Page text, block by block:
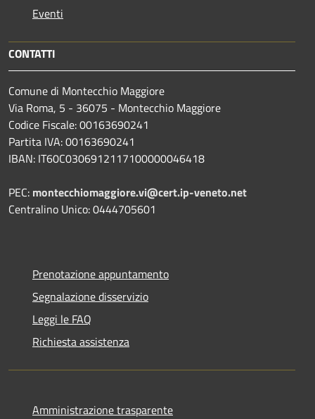
Eventi
CONTATTI
Comune di Montecchio Maggiore
Via Roma, 5 - 36075 - Montecchio Maggiore
Codice Fiscale: 00163690241
Partita IVA: 00163690241
IBAN: IT60C0306912117100000046418
PEC: montecchiomaggiore.vi@cert.ip-veneto.net
Centralino Unico: 0444705601
Prenotazione appuntamento
Segnalazione disservizio
Leggi le FAQ
Richiesta assistenza
Amministrazione trasparente